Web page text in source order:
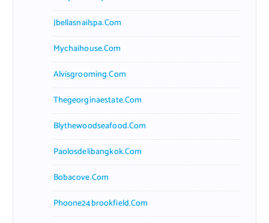
Jbellasnailspa.com
Mychaihouse.com
Alvisgrooming.com
Thegeorginaestate.com
Blythewoodseafood.com
Paolosdelibangkok.com
Bobacove.com
Phoone24brookfield.com